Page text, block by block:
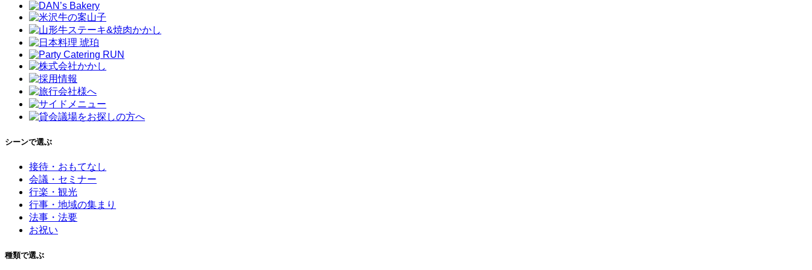
シーンで選ぶ
接待・おもてなし
会議・セミナー
行楽・観光
行事・地域の集まり
法事・法要
お祝い
種類で選ぶ